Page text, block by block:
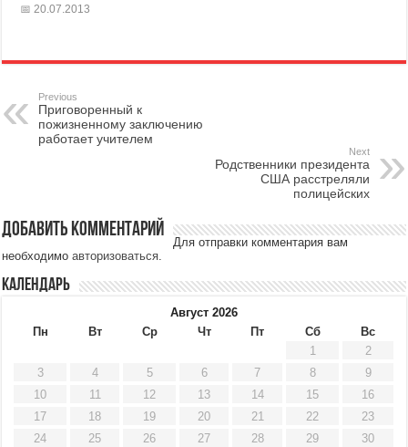
20.07.2013
Previous
Приговоренный к
пожизненному заключению
работает учителем
Next
Родственники президента
США расстреляли
полицейских
Добавить комментарий
Для отправки комментария вам
необходимоавторизоваться.
Календарь
Август 2026
Пн
Вт Ср Чт Пт Сб
Вс
1
2
3
4 5 6 7 8
9
10
11 12 13 14 15
16
17
18 19 20 21 22
23
24
25 26 27 28 29
30